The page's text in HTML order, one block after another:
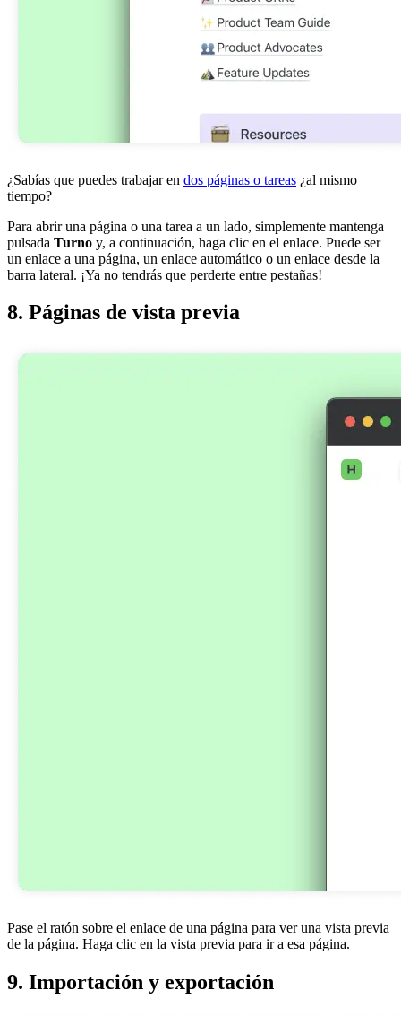
¿Sabías que puedes trabajar en dos páginas o tareas ¿al mismo
tiempo?
Para abrir una página o una tarea a un lado, simplemente mantenga
pulsada Turno y, a continuación, haga clic en el enlace. Puede ser
un enlace a una página, un enlace automático o un enlace desde la
barra lateral. ¡Ya no tendrás que perderte entre pestañas!
8. Páginas de vista previa
Pase el ratón sobre el enlace de una página para ver una vista previa
de la página. Haga clic en la vista previa para ir a esa página.
9. Importación y exportación